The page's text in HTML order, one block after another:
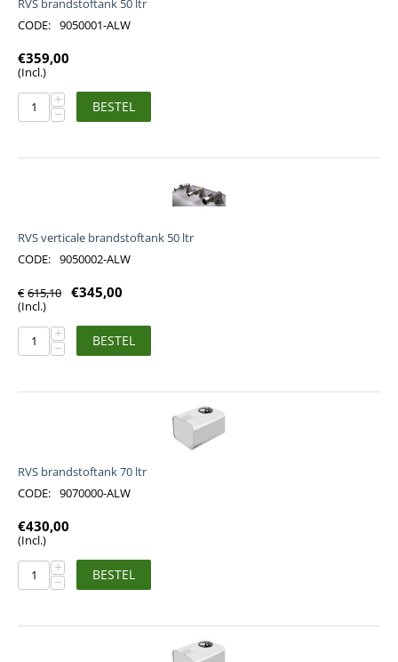
RVS brandstoftank 50 ltr
CODE: 9050001-ALW
€359,00
(Incl.)
+
− BESTEL
RVS verticale brandstoftank 50 ltr
CODE: 9050002-ALW
€ 615,10 €345,00
(Incl.)
+
− BESTEL
RVS brandstoftank 70 ltr
CODE: 9070000-ALW
€430,00
(Incl.)
+
− BESTEL